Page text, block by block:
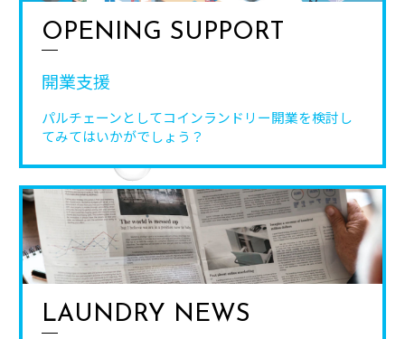
OPENING SUPPORT
開業支援
パルチェーンとしてコインランドリー開業を検討し
てみてはいかがでしょう？
LAUNDRY NEWS